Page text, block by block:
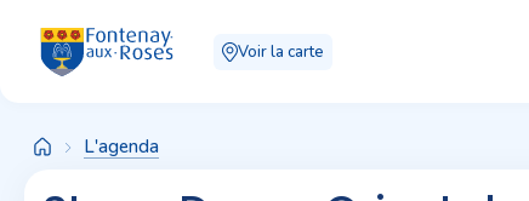
Voir la carte
L'agenda